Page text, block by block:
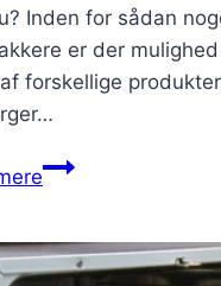
Inden for sådan
er der
forskellige
Minihakker